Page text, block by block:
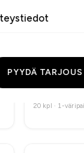
PYYDÄ TARJOUS
suosittelemme
Collegepaidoille
tilauserän
NIMBUS
20 kpl · 1-